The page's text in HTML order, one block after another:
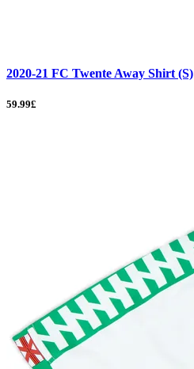
2020-21 FC Twente Away Shirt (S)
59.99£